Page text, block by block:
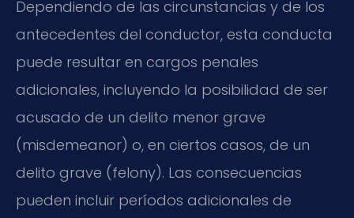
Dependiendo de las circunstancias y de los
antecedentes del conductor, esta conducta
puede resultar en cargos penales
adicionales, incluyendo la posibilidad de ser
acusado de un delito menor grave
(misdemeanor) o, en ciertos casos, de un
delito grave (felony). Las consecuencias
pueden incluir períodos adicionales de